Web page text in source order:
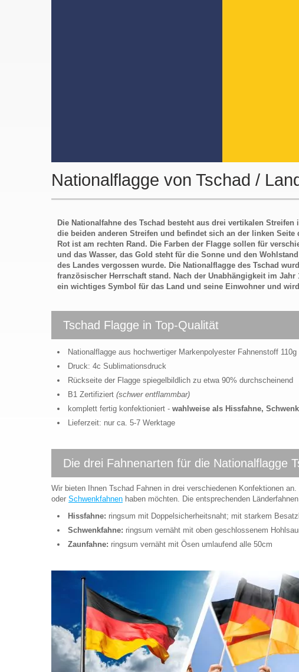
Nationalflagge von Tschad /
Die Nationalfahne des Tschad besteht aus drei vertikalen
die beiden anderen Streifen und befindet sich an der linken
Rot ist am rechten Rand. Die Farben der Flagge sollen für
und das Wasser, das Gold steht für die Sonne und den
des Landes vergossen wurde. Die Nationalflagge des Tschad
französischer Herrschaft stand. Nach der Unabhängigkeit im
ein wichtiges Symbol für das Land und seine Einwohner und
Tschad Flagge in Top-Qualität
Nationalflagge aus hochwertiger Markenpolyester Fahnenstoff 110g
Druck: 4c Sublimationsdruck
Rückseite der Flagge spiegelbildlich zu etwa 90% durchscheinend
B1 Zertifiziert (schwer entflammbar)
komplett fertig konfektioniert - wahlweise als Hissfahne,
Lieferzeit: nur ca. 5-7 Werktage
Die drei Fahnenarten für die Nationalflagge
Wir bieten Ihnen Tschad Fahnen in drei verschiedenen Konfektionen
oder Schwenkfahnen haben möchten. Die entsprechenden
Hissfahne: ringsum mit Doppelsicherheitsnaht; mit starkem
Schwenkfahne: ringsum vernäht mit oben geschlossenem
Zaunfahne: ringsum vernäht mit Ösen umlaufend alle 50cm